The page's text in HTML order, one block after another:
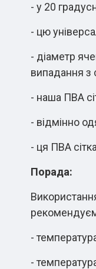
- у 20
- цю
- діаметр
випадання з
- наша ПВА
- відмінно
- ця ПВА
Порада:
-
-